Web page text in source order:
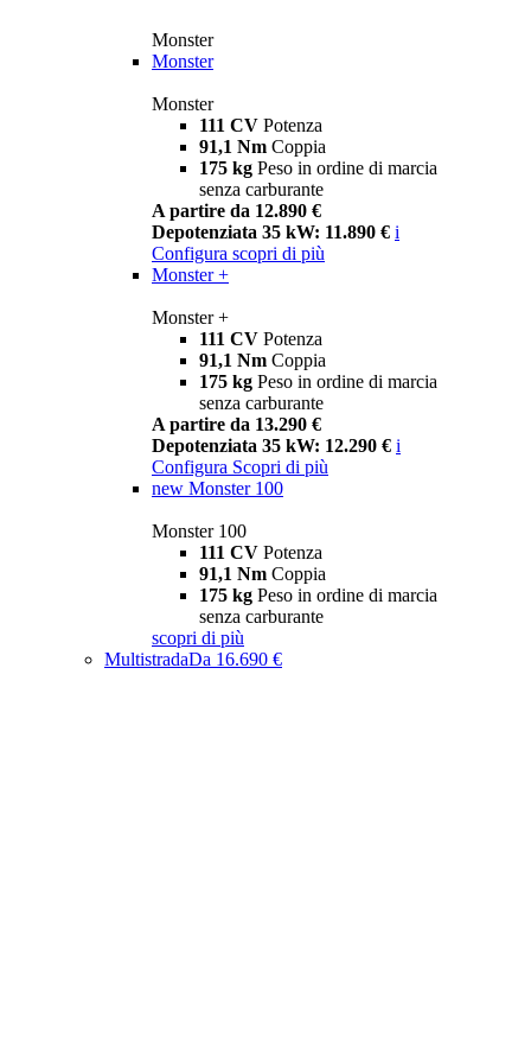
Monster
Monster
Monster
111 CV Potenza
91,1 Nm Coppia
175 kg Peso in ordine di marcia
senza carburante
A partire da 12.890 €
Depotenziata 35 kW: 11.890 € i
Configura scopri di più
Monster +
Monster +
111 CV Potenza
91,1 Nm Coppia
175 kg Peso in ordine di marcia
senza carburante
A partire da 13.290 €
Depotenziata 35 kW: 12.290 € i
Configura Scopri di più
new Monster 100
Monster 100
111 CV Potenza
91,1 Nm Coppia
175 kg Peso in ordine di marcia
senza carburante
scopri di più
MultistradaDa 16.690 €